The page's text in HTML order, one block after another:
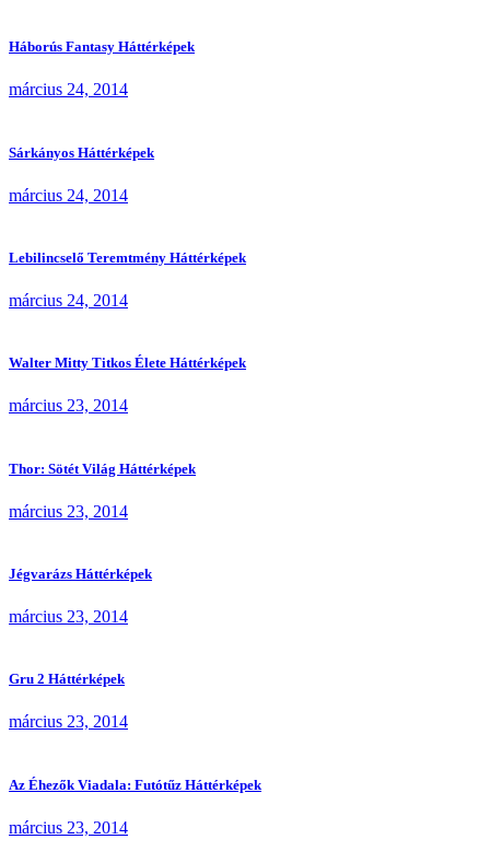
Háborús Fantasy Háttérképek
március 24, 2014
Sárkányos Háttérképek
március 24, 2014
Lebilincselő Teremtmény Háttérképek
március 24, 2014
Walter Mitty Titkos Élete Háttérképek
március 23, 2014
Thor: Sötét Világ Háttérképek
március 23, 2014
Jégvarázs Háttérképek
március 23, 2014
Gru 2 Háttérképek
március 23, 2014
Az Éhezők Viadala: Futótűz Háttérképek
március 23, 2014